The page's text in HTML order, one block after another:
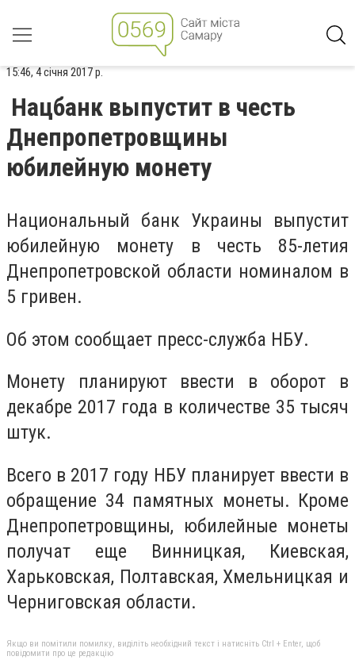
15:46, 4 січня 2017 р.
Нацбанк выпустит в честь
Днепропетровщины
юбилейную монету
Национальный банк Украины выпустит
юбилейную монету в честь 85-летия
Днепропетровской области номиналом в
5 гривен.
Об этом сообщает пресс-служба НБУ.
Монету планируют ввести в оборот в
декабре 2017 года в количестве 35 тысяч
штук.
Всего в 2017 году НБУ планирует ввести в
обращение 34 памятных монеты. Кроме
Днепропетровщины, юбилейные монеты
получат еще Винницкая, Киевская,
Харьковская, Полтавская, Хмельницкая и
Черниговская области.
Якщо ви помітили помилку, виділіть необхідний текст і натисніть Ctrl + Enter, щоб
повідомити про це редакцію